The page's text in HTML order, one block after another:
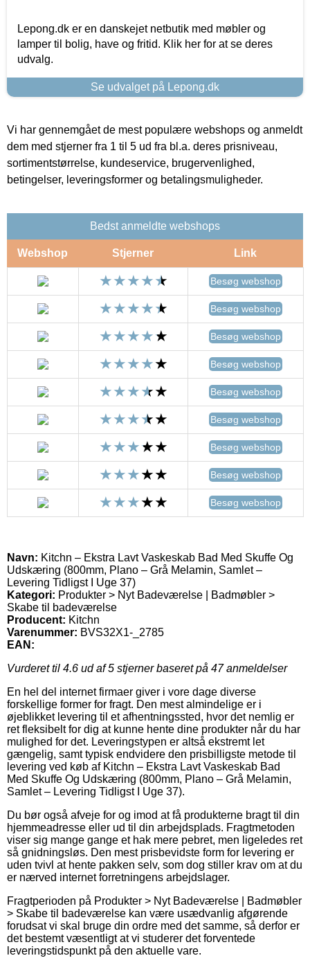
Lepong.dk er en danskejet netbutik med møbler og
lamper til bolig, have og fritid. Klik her for at se deres
udvalg.
Se udvalget på Lepong.dk
Vi har gennemgået de mest populære webshops og anmeldt
dem med stjerner fra 1 til 5 ud fra bl.a. deres prisniveau,
sortimentstørrelse, kundeservice, brugervenlighed,
betingelser, leveringsformer og betalingsmuligheder.
Bedst anmeldte webshops
Webshop Stjerner Link
Besøg webshop
Besøg webshop
Besøg webshop
Besøg webshop
Besøg webshop
Besøg webshop
Besøg webshop
Besøg webshop
Besøg webshop
Navn: Kitchn – Ekstra Lavt Vaskeskab Bad Med Skuffe Og
Udskæring (800mm, Plano – Grå Melamin, Samlet –
Levering Tidligst I Uge 37)
Kategori: Produkter > Nyt Badeværelse | Badmøbler >
Skabe til badeværelse
Producent: Kitchn
Varenummer: BVS32X1-_2785
EAN:
Vurderet til 4.6 ud af 5 stjerner baseret på 47anmeldelser
En hel del internet firmaer giver i vore dage diverse
forskellige former for fragt. Den mest almindelige er i
øjeblikket levering til et afhentningssted, hvor det nemlig er
ret fleksibelt for dig at kunne hente dine produkter når du har
mulighed for det. Leveringstypen er altså ekstremt let
gængelig, samt typisk endvidere den prisbilligste metode til
levering ved køb af Kitchn – Ekstra Lavt Vaskeskab Bad
Med Skuffe Og Udskæring (800mm, Plano – Grå Melamin,
Samlet – Levering Tidligst I Uge 37).
Du bør også afveje for og imod at få produkterne bragt til din
hjemmeadresse eller ud til din arbejdsplads. Fragtmetoden
viser sig mange gange et hak mere pebret, men ligeledes ret
så gnidningsløs. Den mest prisbevidste form for levering er
uden tvivl at hente pakken selv, som dog stiller krav om at du
er nærved internet forretningens arbejdslager.
Fragtperioden på Produkter > Nyt Badeværelse | Badmøbler
> Skabe til badeværelse kan være usædvanlig afgørende
forudsat vi skal bruge din ordre med det samme, så derfor er
det bestemt væsentligt at vi studerer det forventede
leveringstidspunkt på den aktuelle vare.